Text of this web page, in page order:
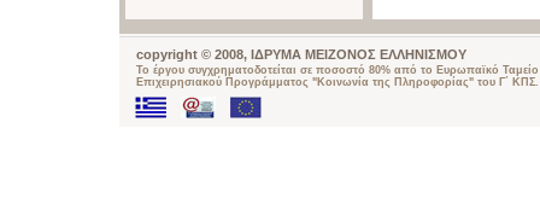
copyright © 2008, ΙΔΡΥΜΑ ΜΕΙΖΟΝΟΣ ΕΛΛΗΝΙΣΜΟΥ
Το έργου συγχρηματοδοτείται σε ποσοστό 80% από το Ευρωπαϊκό
Επιχειρησιακού Προγράμματος "Κοινωνία της Πληροφορίας" του Γ΄ ΚΠΣ.